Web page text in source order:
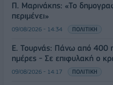
Π. Μαρινάκης: «Το
περιμένει»
09/08/2026 - 14:34 ΠΟΛΙΤΙΚΗ
Ε. Τουρνάς: Πάνω από 400
ημέρες - Σε επιφυλακή ο
09/08/2026 - 14:17 ΠΟΛΙΤΙΚΗ